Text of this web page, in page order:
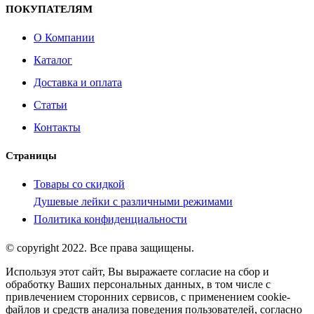
ПОКУПАТЕЛЯМ
О Компании
Каталог
Доставка и оплата
Статьи
Контакты
Страницы
Товары со скидкой
Душевые лейки с различными режимами
Политика конфиденциальности
© copyright 2022. Все права защищены.
Используя этот сайт, Вы выражаете согласие на сбор и
обработку Ваших персональных данных, в том числе с
привлечением сторонних сервисов, с применением cookie-
файлов и средств анализа поведения пользователей, согласно